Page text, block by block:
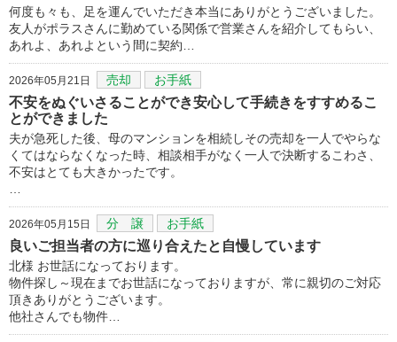
何度も々も、足を運んでいただき本当にありがとうございました。
友人がポラスさんに勤めている関係で営業さんを紹介してもらい、
あれよ、あれよという間に契約…
2026年05月21日 売却 お手紙
不安をぬぐいさることができ安心して手続きをすすめるこ
とができました
夫が急死した後、母のマンションを相続しその売却を一人でやらな
くてはならなくなった時、相談相手がなく一人で決断するこわさ、
不安はとても大きかったです。
2026年05月15日 分 譲 お手紙
良いご担当者の方に巡り合えたと自慢しています
北様 お世話になっております。
物件探し～現在までお世話になっておりますが、常に親切のご対応
頂きありがとうございます。
他社さんでも物件…